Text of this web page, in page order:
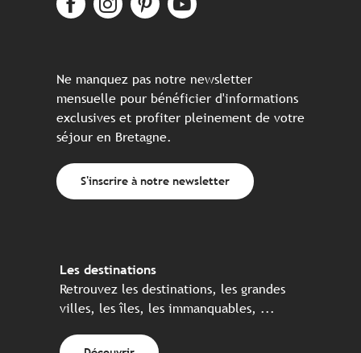
Ne manquez pas notre newsletter
mensuelle pour bénéficier d'informations
exclusives et profiter pleinement de votre
séjour en Bretagne.
S'inscrire à notre newsletter
Les destinations
Retrouvez les destinations, les grandes
villes, les îles, les immanquables, ...